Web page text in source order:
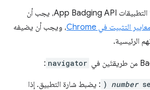
لاستخدام واجهة برمجة التطبيقات App Badging API، يجب أن
معايير التثبيت في Chrome
، ويجب أن يضيفه
الرئيسية.
navigator
:
number
) : يضبط شارة التطبيق. إذا